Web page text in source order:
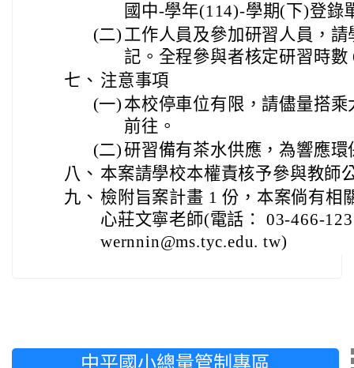
國中-學年(114)-學期(下)登錄
(二) 工作人員及參加研習人員，
記。全程參與者核定研習時數
七、 注意事項
(一) 本校停車位有限，請儘量搭
前往。
(二)研習備有茶水供應，為響應
八、 本案請學校本權責核予參與教師
九、 檢附旨案計畫 1 份，本案倘有相
心莊文寧老師(電話： 03-466-
wernnin@ms.tyc.edu. tw)
中平國小總量管制專區